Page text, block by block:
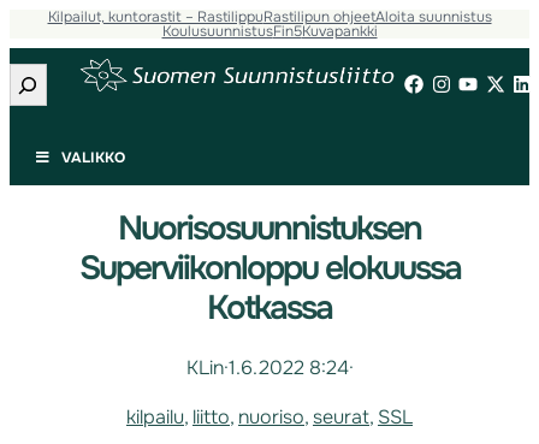
Kilpailut, kuntorastit – RastilippuRastilipun ohjeetAloita suunnistus
KoulusuunnistusFin5Kuvapankki
Etsi
VALIKKO
Nuorisosuunnistuksen
Superviikonloppu elokuussa
Kotkassa
KLin·1.6.2022 8:24·
kilpailu, liitto, nuoriso, seurat, SSL